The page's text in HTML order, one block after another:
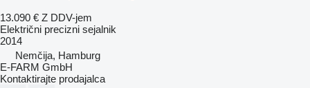
13.090 € Z DDV-jem
Električni precizni sejalnik
2014
Nemčija, Hamburg
E-FARM GmbH
Kontaktirajte prodajalca